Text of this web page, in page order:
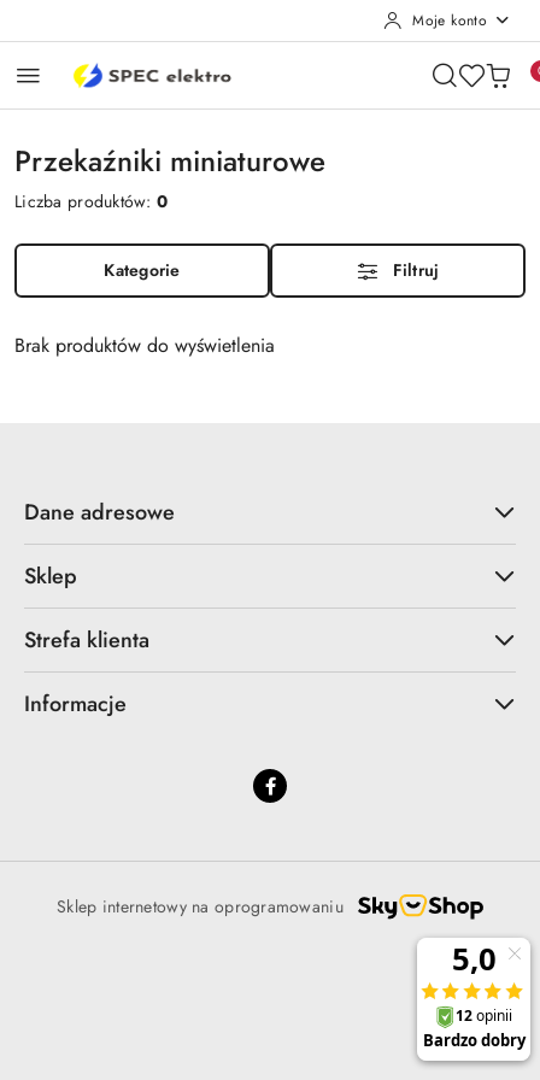
Moje konto
Przekaźniki miniaturowe
Liczba produktów:0
Kategorie Filtruj
Brak produktów do wyświetlenia
Dane adresowe
Sklep
Strefa klienta
Informacje
Sklep internetowy na oprogramowaniu